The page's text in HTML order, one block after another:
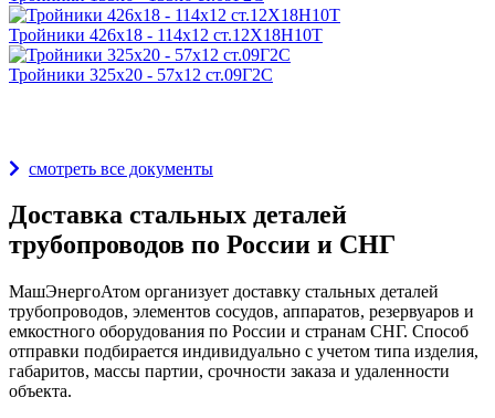
Тройники 426х18 - 114х12 ст.12Х18Н10Т
Тройники 325х20 - 57х12 ст.09Г2С
смотреть все документы
Доставка стальных деталей
трубопроводов по России и СНГ
МашЭнергоАтом организует доставку стальных деталей
трубопроводов, элементов сосудов, аппаратов, резервуаров и
емкостного оборудования по России и странам СНГ. Способ
отправки подбирается индивидуально с учетом типа изделия,
габаритов, массы партии, срочности заказа и удаленности
объекта.